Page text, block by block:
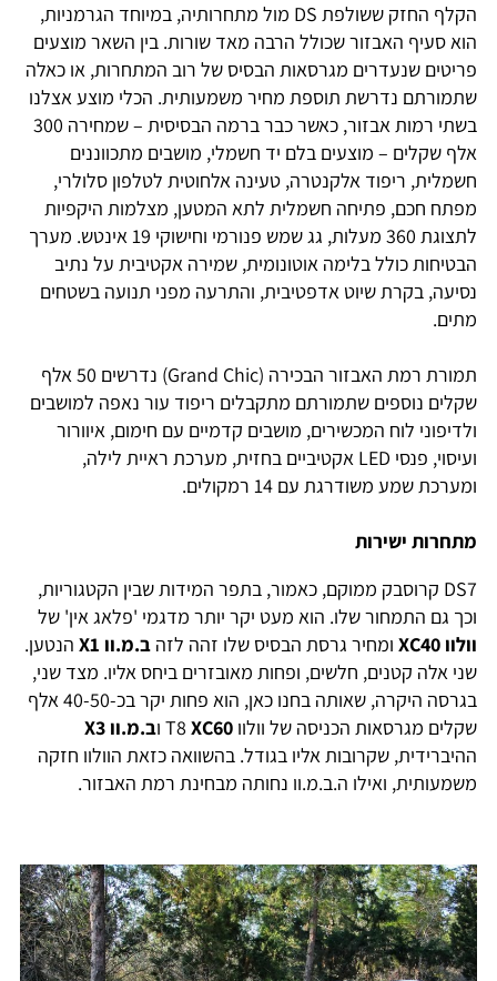
הקלף החזק ששולפת DS מול מתחרותיה, במיוחד הגרמניות,
הוא סעיף האבזור שכולל הרבה מאד שורות. בין השאר מוצעים
פריטים שנעדרים מגרסאות הבסיס של רוב המתחרות, או כאלה
שתמורתם נדרשת תוספת מחיר משמעותית. הכלי מוצע אצלנו
בשתי רמות אבזור, כאשר כבר ברמה הבסיסית – שמחירה 300
אלף שקלים – מוצעים בלם יד חשמלי, מושבים מתכווננים
חשמלית, ריפוד אלקנטרה, טעינה אלחוטית לטלפון סלולרי,
מפתח חכם, פתיחה חשמלית לתא המטען, מצלמות היקפיות
לתצוגת 360 מעלות, גג שמש פנורמי וחישוקי 19 אינטש. מערך
הבטיחות כולל בלימה אוטונומית, שמירה אקטיבית על נתיב
נסיעה, בקרת שיוט אדפטיבית, והתרעה מפני תנועה בשטחים
מתים.
תמורת רמת האבזור הבכירה (Grand Chic) נדרשים 50 אלף
שקלים נוספים שתמורתם מתקבלים ריפוד עור נאפה למושבים
ולדיפוני לוח המכשירים, מושבים קדמיים עם חימום, איוורור
ועיסוי, פנסי LED אקטיביים בחזית, מערכת ראיית לילה,
ומערכת שמע משודרגת עם 14 רמקולים.
מתחרות ישירות
DS7 קרוסבק ממוקם, כאמור, בתפר המידות שבין הקטגוריות,
וכך גם התמחור שלו. הוא מעט יקר יותר מדגמי 'פלאג אין' של
וולוו XC40
ומחיר גרסת הבסיס שלו זהה לזה ב.מ.וו X1
הנטען.
שני אלה קטנים, חלשים, ופחות מאובזרים ביחס אליו. מצד שני,
בגרסה היקרה, שאותה בחנו כאן, הוא פחות יקר בכ-40-50 אלף
שקלים מגרסאות הכניסה של וולוו T8 XC60 וב.מ.וו X3
ההיברידית, שקרובות אליו בגודל. בהשוואה כזאת הוולוו חזקה
משמעותית, ואילו ה.ב.מ.וו נחותה מבחינת רמת האבזור.